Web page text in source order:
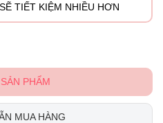
TIẾT KIỆM NHIỀU HƠN
PHẨM
MUA HÀNG